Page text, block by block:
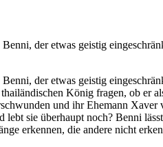
der etwas geistig
der etwas geistig
König fragen, ob er
und ihr Ehemann
sie überhaupt noch? Benni
erkennen, die andere nicht